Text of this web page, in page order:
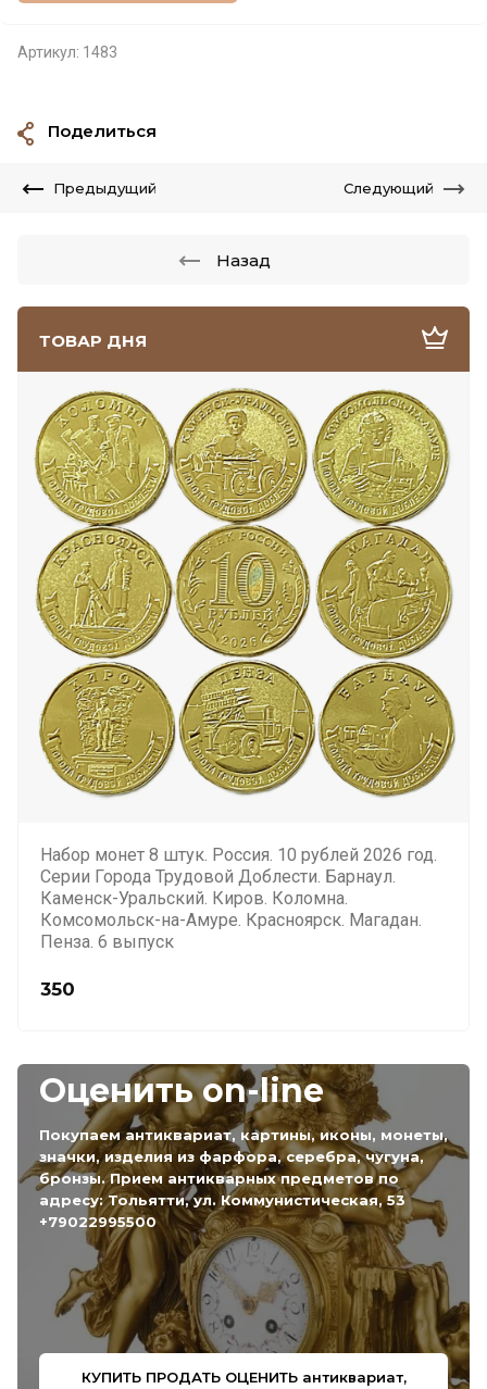
ТОВАР ДНЯ
Набор монет 8 штук. Россия. 10 рублей 2026 год.
Серии Города Трудовой Доблести. Барнаул.
Каменск-Уральский. Киров. Коломна.
Комсомольск-на-Амуре. Красноярск. Магадан.
Пенза. 6 выпуск
350
Оценить on-line
Покупаем антиквариат, картины, иконы, монеты,
значки, изделия из фарфора, серебра, чугуна,
бронзы. Прием антикварных предметов по
адресу: Тольятти, ул. Коммунистическая, 53
+79022995500
КУПИТЬ ПРОДАТЬ ОЦЕНИТЬ антиквариат,
Артикул: 1483
Поделиться
Предыдущий Следующий
Назад